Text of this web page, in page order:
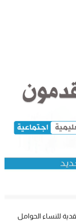
للنساء الحوامل